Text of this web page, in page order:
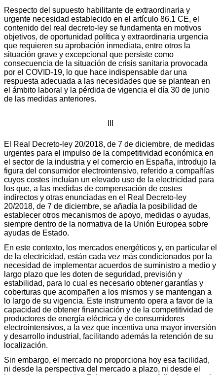
Respecto del supuesto habilitante de extraordinaria y
urgente necesidad establecido en el artículo 86.1 CE, el
contenido del real decreto-ley se fundamenta en motivos
objetivos, de oportunidad política y extraordinaria urgencia
que requieren su aprobación inmediata, entre otros la
situación grave y excepcional que persiste como
consecuencia de la situación de crisis sanitaria provocada
por el COVID-19, lo que hace indispensable dar una
respuesta adecuada a las necesidades que se plantean en
el ámbito laboral y la pérdida de vigencia el día 30 de junio
de las medidas anteriores.
El Real Decreto-ley 20/2018, de 7 de diciembre, de medidas
urgentes para el impulso de la competitividad económica en
el sector de la industria y el comercio en España, introdujo la
figura del consumidor electrointensivo, referido a compañías
cuyos costes incluían un elevado uso de la electricidad para
los que, a las medidas de compensación de costes
indirectos y otras enunciadas en el Real Decreto-ley
20/2018, de 7 de diciembre, se añadía la posibilidad de
establecer otros mecanismos de apoyo, medidas o ayudas,
siempre dentro de la normativa de la Unión Europea sobre
ayudas de Estado.
En este contexto, los mercados energéticos y, en particular el
de la electricidad, están cada vez más condicionados por la
necesidad de implementar acuerdos de suministro a medio y
largo plazo que les doten de seguridad, previsión y
estabilidad, para lo cual es necesario obtener garantías y
coberturas que acompañen a los mismos y se mantengan a
lo largo de su vigencia. Este instrumento opera a favor de la
capacidad de obtener financiación y de la competitividad de
productores de energía eléctrica y de consumidores
electrointensivos, a la vez que incentiva una mayor inversión
y desarrollo industrial, facilitando además la retención de su
localización.
Sin embargo, el mercado no proporciona hoy esa facilidad,
ni desde la perspectiva del mercado a plazo, ni desde el